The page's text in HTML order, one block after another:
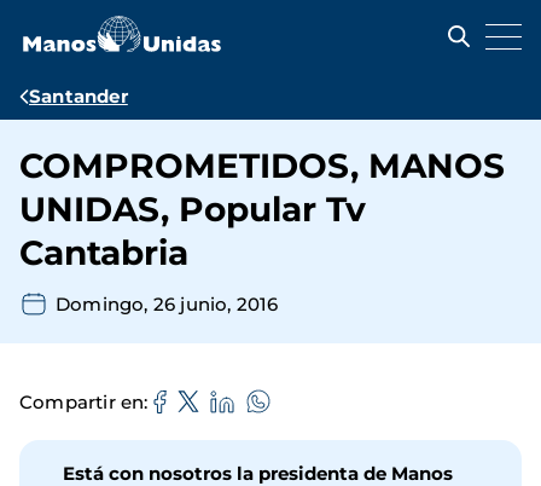
contenido
Ruta
navegación
Santander
COMPROMETIDOS, MANOS
UNIDAS, Popular Tv
Cantabria
Domingo, 26 junio, 2016
Compartir en
Está con nosotros la presidenta de Manos